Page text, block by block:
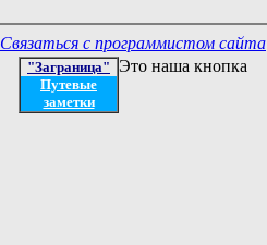
Связаться с программистом сайта
"Заграница"
Путевые
заметки
Это наша кнопка